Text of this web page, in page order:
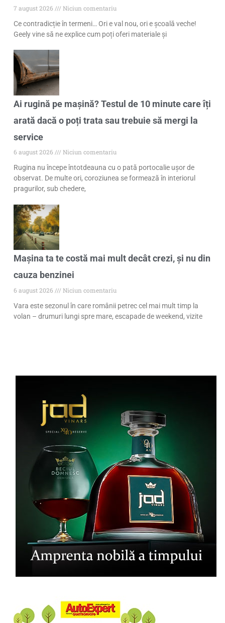
7 august 2026
Niciun comentariu
Ce contradicție în termeni… Ori e val nou, ori e școală veche!
Geely vine să ne explice cum poți oferi materiale și
Ai rugină pe mașină? Testul de 10 minute care îți
arată dacă o poți trata sau trebuie să mergi la
service
6 august 2026
Niciun comentariu
Rugina nu începe întotdeauna cu o pată portocalie ușor de
observat. De multe ori, coroziunea se formează în interiorul
pragurilor, sub chedere,
Mașina ta te costă mai mult decât crezi, și nu din
cauza benzinei
6 august 2026
Niciun comentariu
Vara este sezonul în care românii petrec cel mai mult timp la
volan – drumuri lungi spre mare, escapade de weekend, vizite